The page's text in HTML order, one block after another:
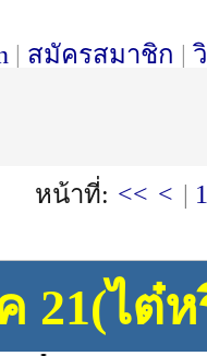
| สมัครสมาชิก |
หน้าที่: << < |
21(ไต๋